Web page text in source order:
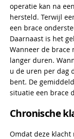
operatie kan na
hersteld. Terwijl
een brace
Daarnaast is het
Wanneer de brace
langer duren.
u de uren per dag
bent. De
situatie een brace
Chronische
Omdat deze